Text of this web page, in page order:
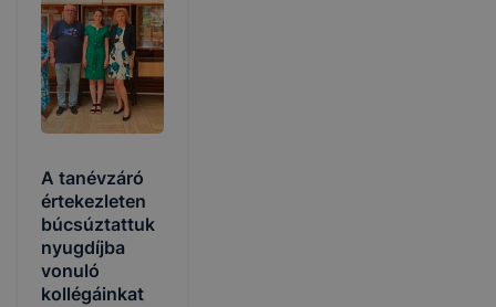
A tanévzáró
értekezleten
búcsúztattuk
nyugdíjba
vonuló
kollégáinkat